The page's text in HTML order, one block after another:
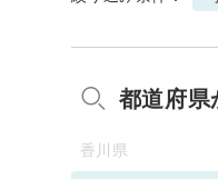
都道府県
香川県